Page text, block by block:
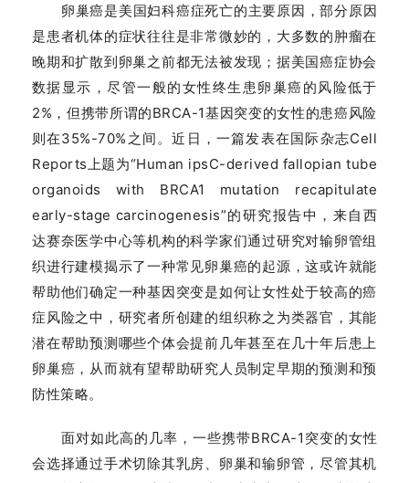
卵巢癌是美国妇科癌症死亡的主要原因，部分原因
是患者机体的症状往往是非常微妙的，大多数的肿瘤在
晚期和扩散到卵巢之前都无法被发现；据美国癌症协会
数据显示，尽管一般的女性终生患卵巢癌的风险低于
2%，但携带所谓的BRCA-1基因突变的女性的患癌风险
则在35%-70%之间。近日，一篇发表在国际杂志Cell
Reports上题为“Human ipsC-derived fallopian tube
organoids with BRCA1 mutation recapitulate
early-stage carcinogenesis”的研究报告中，来自西
达赛奈医学中心等机构的科学家们通过研究对输卵管组
织进行建模揭示了一种常见卵巢癌的起源，这或许就能
帮助他们确定一种基因突变是如何让女性处于较高的癌
症风险之中，研究者所创建的组织称之为类器官，其能
潜在帮助预测哪些个体会提前几年甚至在几十年后患上
卵巢癌，从而就有望帮助研究人员制定早期的预测和预
防性策略。
面对如此高的几率，一些携带BRCA-1突变的女性
会选择通过手术切除其乳房、卵巢和输卵管，尽管其机